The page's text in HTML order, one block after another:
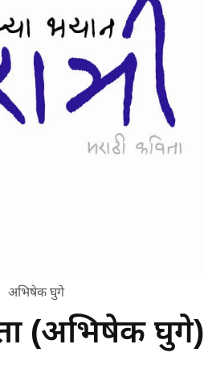
अभिषेक घुगे
(अभिषेक घुगे)